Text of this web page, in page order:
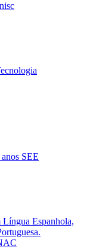
SEE
Espanhola,